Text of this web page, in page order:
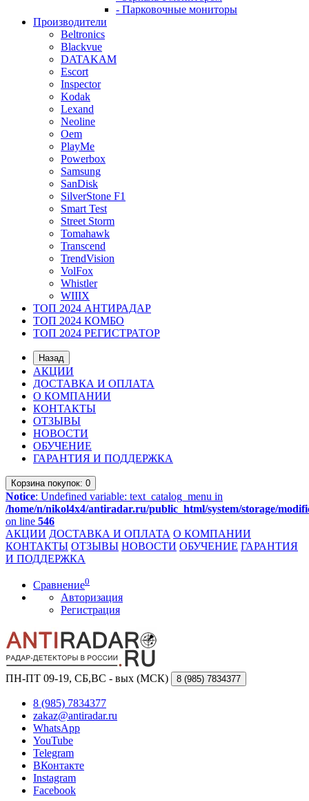
- Парковочные мониторы
Производители
Beltronics
Blackvue
DATAKAM
Escort
Inspector
Kodak
Lexand
Neoline
Oem
PlayMe
Powerbox
Samsung
SanDisk
SilverStone F1
Smart Test
Street Storm
Tomahawk
Transcend
TrendVision
VolFox
Whistler
WIIIX
ТОП 2024 АНТИРАДАР
ТОП 2024 КОМБО
ТОП 2024 РЕГИСТРАТОР
Назад
АКЦИИ
ДОСТАВКА И ОПЛАТА
О КОМПАНИИ
КОНТАКТЫ
ОТЗЫВЫ
НОВОСТИ
ОБУЧЕНИЕ
ГАРАНТИЯ И ПОДДЕРЖКА
Корзинапокупок: 0
Notice: Undefined variable: text_catalog_menu in
/home/n/nikol4x4/antiradar.ru/public_html/system/storage/
on line 546
АКЦИИ ДОСТАВКА И ОПЛАТА О КОМПАНИИ
КОНТАКТЫ ОТЗЫВЫ НОВОСТИ ОБУЧЕНИЕ ГАРАНТИЯ
И ПОДДЕРЖКА
Сравнение0
Авторизация
Регистрация
ПН-ПТ 09-19, СБ,ВС - вых (МСК) 8 (985) 7834377
8 (985) 7834377
zakaz@antiradar.ru
WhatsApp
YouTube
Telegram
ВКонтакте
Instagram
Facebook